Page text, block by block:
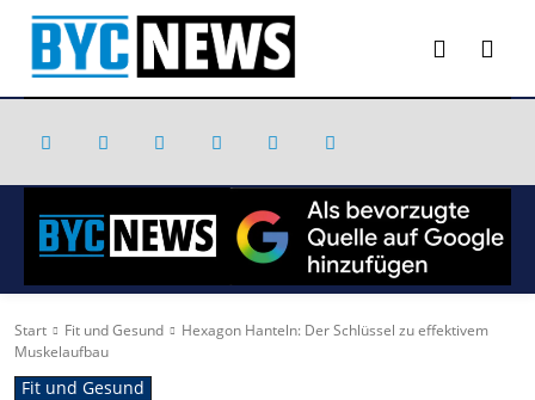
Start Fit und Gesund
Hexagon Hanteln: Der Schlüssel zu effektivem
Muskelaufbau
Fit und Gesund